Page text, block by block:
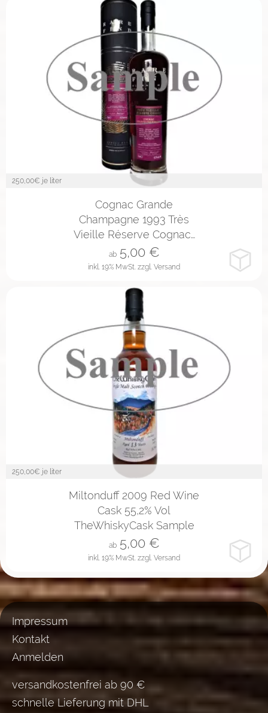
250,00€ je liter
Cognac Grande
Champagne 1993 Très
Vieille Réserve Cognac…
inkl. 19% MwSt. zzgl. Versand
ab 5,00€
250,00€ je liter
Miltonduff 2009 Red Wine
Cask 55,2% Vol
TheWhiskyCask Sample
inkl. 19% MwSt. zzgl. Versand
ab 5,00€
Impressum
Kontakt
Anmelden
versandkostenfrei ab 90 €
schnelle Lieferung mit DHL